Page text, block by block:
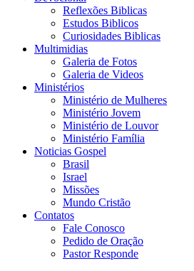
Reflexões Biblicas
Estudos Biblicos
Curiosidades Biblicas
Multimidias
Galeria de Fotos
Galeria de Videos
Ministérios
Ministério de Mulheres
Ministério Jovem
Ministério de Louvor
Ministério Família
Noticias Gospel
Brasil
Israel
Missões
Mundo Cristão
Contatos
Fale Conosco
Pedido de Oração
Pastor Responde